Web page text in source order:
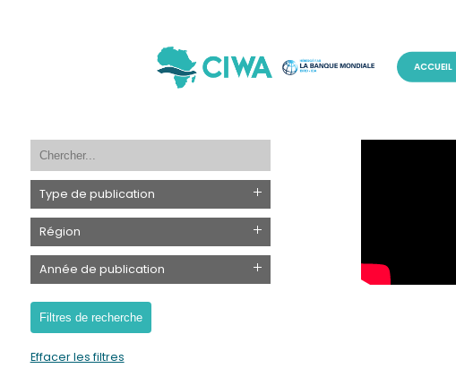
ACCUEIL
Type de publication
Région
Année de publication
Effacer les filtres